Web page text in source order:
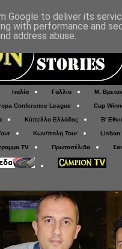
Ιταλία Γαλλία Μ.
Conference League Cup
Κύπελλο Ελλάδος Β'
Κων/πολη Tour Lisbon
TV Πρωτοσέλιδα
Google to deliver its
with performance and
address abuse.